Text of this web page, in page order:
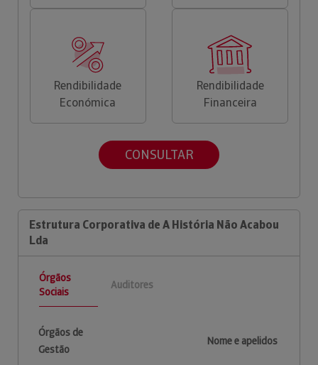
Rendibilidade
Económica
Rendibilidade
Financeira
CONSULTAR
Estrutura Corporativa de A História Não Acabou
Lda
Órgãos
Sociais
Auditores
Órgãos de
Gestão
Nome e apelidos